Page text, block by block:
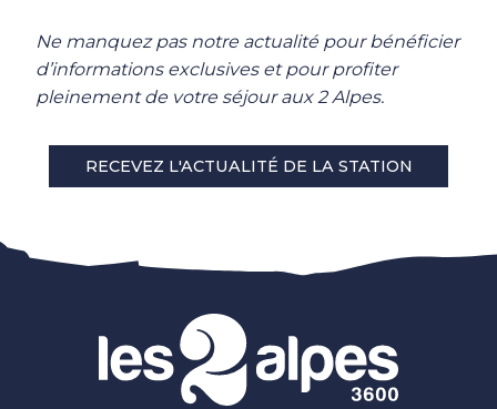
Ne manquez pas notre actualité pour bénéficier
d’informations exclusives et pour profiter
pleinement de votre séjour aux 2 Alpes.
RECEVEZ L'ACTUALITÉ DE LA STATION